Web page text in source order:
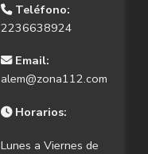
Teléfono:
2236638924
Email:
alem@zona112.com
Horarios:
Lunes a Viernes de